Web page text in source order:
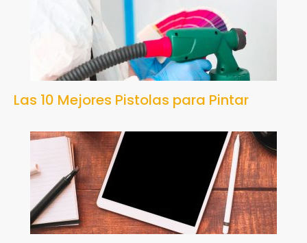
Las 10 Mejores Pistolas para Pintar